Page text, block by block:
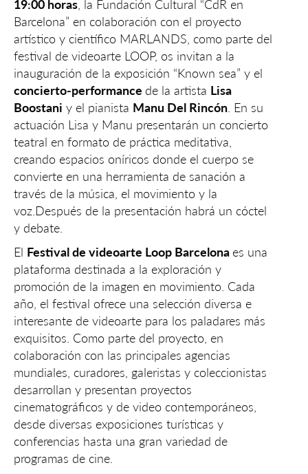
19:00 horas , la Fundación Cultural “CdR en
Barcelona” en colaboración con el proyecto
artístico y científico MARLANDS, como parte del
festival de videoarte LOOP, os invitan a la
inauguración de la exposición “Known sea” y el
concierto-performance de la artista Lisa
Boostani y el pianista Manu Del Rincón . En su
actuación Lisa y Manu presentarán un concierto
teatral en formato de práctica meditativa,
creando espacios oníricos donde el cuerpo se
convierte en una herramienta de sanación a
través de la música, el movimiento y la
voz.Después de la presentación habrá un cóctel
y debate.
El Festival de videoarte Loop Barcelona es una
plataforma destinada a la exploración y
promoción de la imagen en movimiento. Cada
año, el festival ofrece una selección diversa e
interesante de videoarte para los paladares más
exquisitos. Como parte del proyecto, en
colaboración con las principales agencias
mundiales, curadores, galeristas y coleccionistas
desarrollan y presentan proyectos
cinematográficos y de video contemporáneos,
desde diversas exposiciones turísticas y
conferencias hasta una gran variedad de
programas de cine.